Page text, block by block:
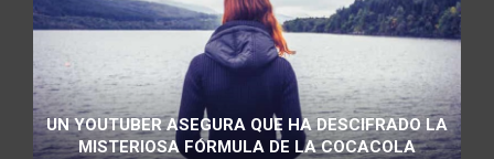
UN YOUTUBER ASEGURA QUE HA DESCIFRADO LA
MISTERIOSA FÓRMULA DE LA COCACOLA